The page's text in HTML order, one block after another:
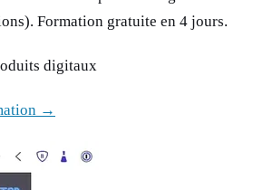
Formation gratuite en 4 jours.
digitaux
→